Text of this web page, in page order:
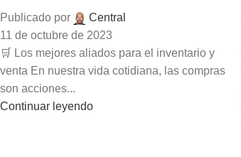
Publicado por
Central
11 de octubre de 2023
🛒 Los mejores aliados para el inventario y
venta En nuestra vida cotidiana, las compras
son acciones...
Continuar leyendo